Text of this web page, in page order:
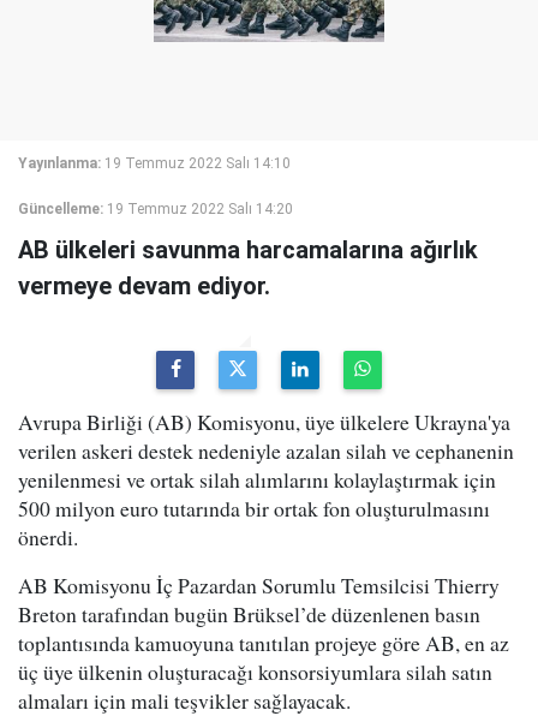
Yayınlanma: 19 Temmuz 2022 Salı 14:10
Güncelleme: 19 Temmuz 2022 Salı 14:20
AB ülkeleri savunma harcamalarına ağırlık
vermeye devam ediyor.
Avrupa Birliği (AB) Komisyonu, üye ülkelere Ukrayna'ya
verilen askeri destek nedeniyle azalan silah ve cephanenin
yenilenmesi ve ortak silah alımlarını kolaylaştırmak için
500 milyon euro tutarında bir ortak fon oluşturulmasını
önerdi.
AB Komisyonu İç Pazardan Sorumlu Temsilcisi Thierry
Breton tarafından bugün Brüksel’de düzenlenen basın
toplantısında kamuoyuna tanıtılan projeye göre AB, en az
üç üye ülkenin oluşturacağı konsorsiyumlara silah satın
almaları için mali teşvikler sağlayacak.